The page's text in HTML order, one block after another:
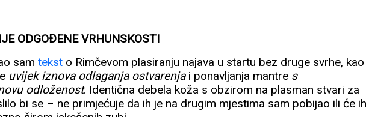
ODGOĐENE VRHUNSKOSTI
samtekst o Rimčevom plasiranju najava u startu bez druge svrhe, kao
uvijek iznova odlaganja ostvarenja i ponavljanja mantre s
odloženost. Identična debela koža s obzirom na plasman stvari za
bi se – ne primjećuje da ih je na drugim mjestima sam pobijao ili će ih